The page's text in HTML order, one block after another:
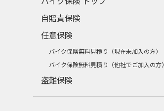
自賠責保険
任意保険
バイク保険無料見積り（現在未加入の方）
バイク保険無料見積り（他社でご加入の方）
盗難保険